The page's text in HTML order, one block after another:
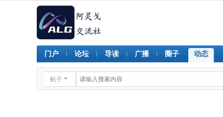
门户 论坛 导读 广播 圈子 动态
帖子